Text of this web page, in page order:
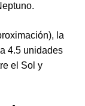
la
4.5 unidades
el Sol y